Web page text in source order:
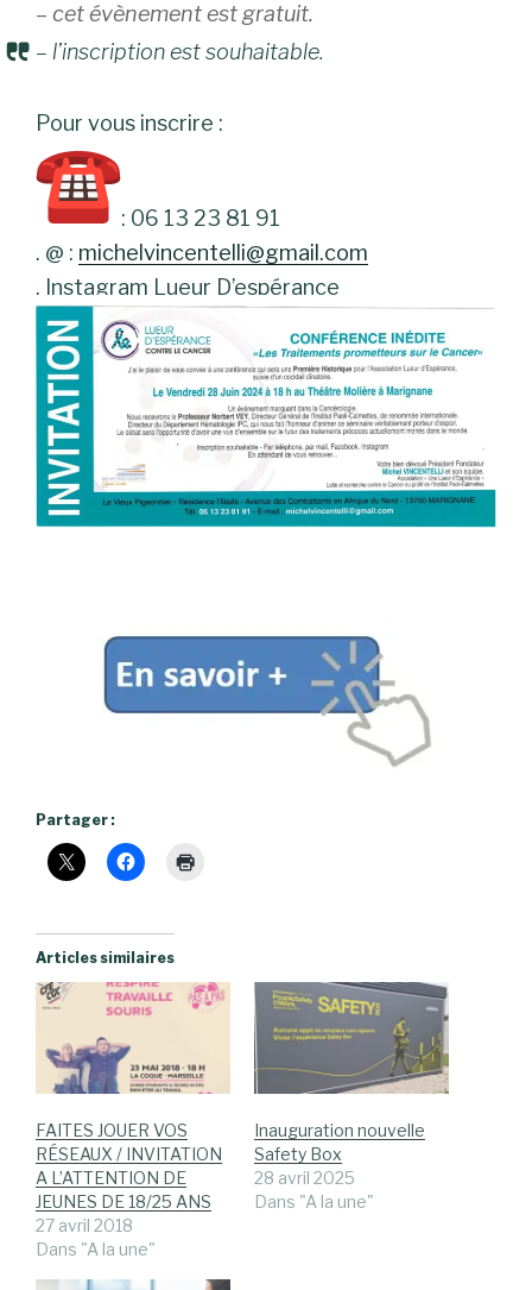
– cet évènement est gratuit.
– l’inscription est souhaitable.
Pour vous inscrire :
: 06 13 23 81 91
. @ : michelvincentelli@gmail.com
. Instagram Lueur D’espérance
Partager :
Articles similaires
FAITES JOUER VOS
RÉSEAUX / INVITATION
A L’ATTENTION DE
JEUNES DE 18/25 ANS
27 avril 2018
Dans "A la une"
Inauguration nouvelle
Safety Box
28 avril 2025
Dans "A la une"